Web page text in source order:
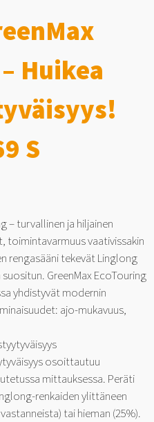
Huikea
S
– turvallinen ja hiljainen
toimintavarmuus vaativissakin
rengasääni tekevät Linglong
GreenMax EcoTouring
yhdistyvät modernin
ajo-mukavuus,
osoittautuu
mittauksessa. Peräti
renkaiden ylittäneen
tai hieman (25%).